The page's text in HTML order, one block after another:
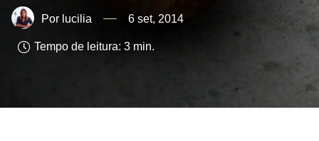
lucilia 6 set, 2014
Tempo de leitura: 3 min.